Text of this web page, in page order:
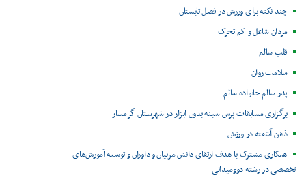
چند نکته برای ورزش در فصل تابستان
مردان شاغل و کم تحرک
قلب سالم
سلامت روان
پدر سالم خانواده سالم
برگزاری مسابقات پرس سینه بدون ابزار در شهرستان گرمسار
ذهن آشفته در ورزش
همکاری مشترک با هدف ارتقای دانش مربیان و داوران و توسعه آموزش‌های
تخصصی در رشته دوومیدانی